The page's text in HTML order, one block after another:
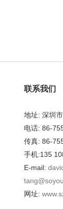
联系我们
地址: 深圳
电话: 86-
传真: 86-
手机:135
E-mail:
网址: